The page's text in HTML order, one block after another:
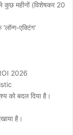
कुछ महीनों (विशेषकर 20
एक्टिंग’
2026
को बदल दिया है।
है।